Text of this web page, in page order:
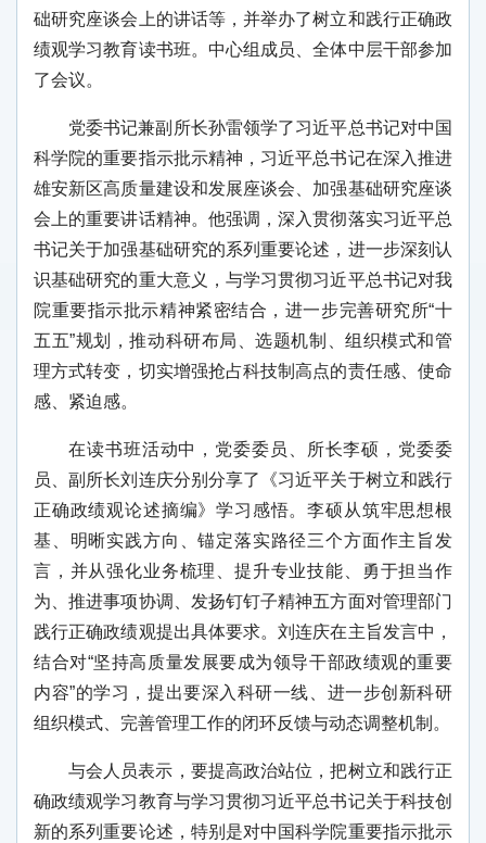
础研究座谈会上的讲话等，并举办了树立和践行正确政
绩观学习教育读书班。中心组成员、全体中层干部参加
了会议。
党委书记兼副所长孙雷领学了习近平总书记对中国
科学院的重要指示批示精神，习近平总书记在深入推进
雄安新区高质量建设和发展座谈会、加强基础研究座谈
会上的重要讲话精神。他强调，深入贯彻落实习近平总
书记关于加强基础研究的系列重要论述，进一步深刻认
识基础研究的重大意义，与学习贯彻习近平总书记对我
院重要指示批示精神紧密结合，进一步完善研究所“十
五五”规划，推动科研布局、选题机制、组织模式和管
理方式转变，切实增强抢占科技制高点的责任感、使命
感、紧迫感。
在读书班活动中，党委委员、所长李硕，党委委
员、副所长刘连庆分别分享了《习近平关于树立和践行
正确政绩观论述摘编》学习感悟。李硕从筑牢思想根
基、明晰实践方向、锚定落实路径三个方面作主旨发
言，并从强化业务梳理、提升专业技能、勇于担当作
为、推进事项协调、发扬钉钉子精神五方面对管理部门
践行正确政绩观提出具体要求。刘连庆在主旨发言中，
结合对“坚持高质量发展要成为领导干部政绩观的重要
内容”的学习，提出要深入科研一线、进一步创新科研
组织模式、完善管理工作的闭环反馈与动态调整机制。
与会人员表示，要提高政治站位，把树立和践行正
确政绩观学习教育与学习贯彻习近平总书记关于科技创
新的系列重要论述，特别是对中国科学院重要指示批示